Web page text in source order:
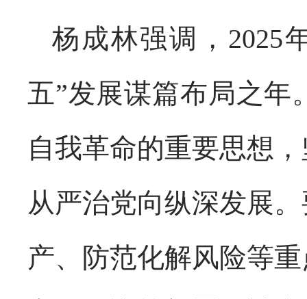
杨成林强调，2025
五”发展谋篇布局之年
自我革命的重要思想
从严治党向纵深发展
产、防范化解风险等